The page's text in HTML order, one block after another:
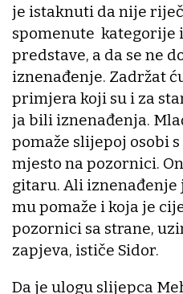
je istaknuti da nije
spomenute kategorije
predstave, a da se ne
iznenađenje. Zadržat
primjera koji su i za
ja bili iznenađenja.
pomaže slijepoj osobi
mjesto na pozornici.
gitaru. Ali iznenađenje
mu pomaže i koja je
pozornici sa strane,
zapjeva, ističe Sidor.
Da je ulogu slijepca